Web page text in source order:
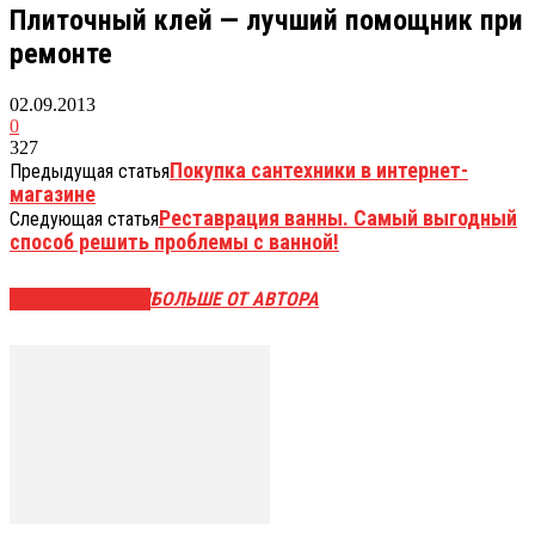
Плиточный клей — лучший помощник при
ремонте
02.09.2013
0
327
Предыдущая статьяПокупка сантехники в интернет-
магазине
Следующая статьяРеставрация ванны. Самый выгодный
способ решить проблемы с ванной!
БОЛЬШЕ ОТ АВТОРА